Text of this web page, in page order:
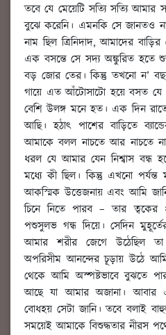
তবে যে মেয়েটি সত্যি সত্যি আমার
বুঝে করেনি। এমনকি সে জানতও
নাম ছিল ত্রিনিদাদ, আমাদের
এক বসন্তে সে সদ্য অঙ্কুরিত
বড় জোর তের। কিন্তু তখনো ন’
গায়ে এত আঁটোসাটো হয়ে বসত যে
বেশি উলঙ্গ মনে হত। এক দিন
আছি। হঠাৎ পাশের বাড়িতে
আমাকে বলল নাচতে আর নাচতে
ধরল যে আমার যেন নিশ্বাস বন্ধ
মধ্যে কী ছিল। কিন্তু এখনো
আকস্মিক উত্তেজনায় এবং আমি
চিনে নিতে পারব – তার ত্বকের
পশুসুলভ গন্ধ দিয়ে। সেদিন
আমার শরীর জেগে উঠেছিল
অপরিসীম আনন্দের চূড়ায় উঠে
থেকে আমি অস্পষ্টভাবে বুঝতে
আছে যা আমার অজানা। আবার
বোধহয় সেটা জানি। তবে বলাই
সময়েই আমাকে বিশুদ্ধতার নীরস